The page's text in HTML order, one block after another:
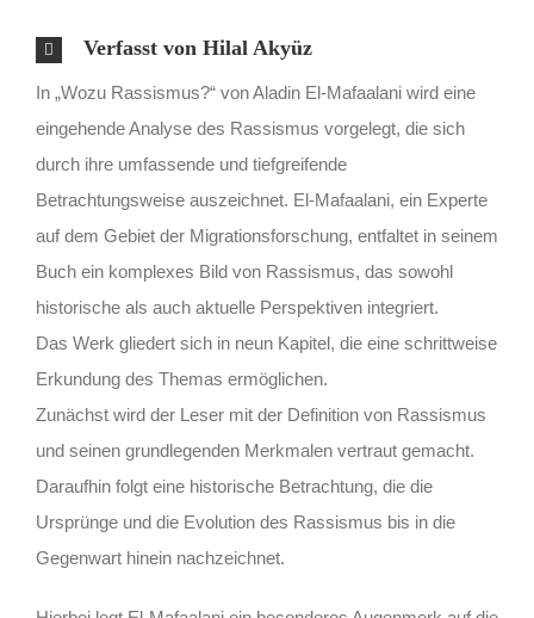
Verfasst von Hilal Akyüz
In „Wozu Rassismus?“ von Aladin El-Mafaalani wird eine
eingehende Analyse des Rassismus vorgelegt, die sich
durch ihre umfassende und tiefgreifende
Betrachtungsweise auszeichnet. El-Mafaalani, ein Experte
auf dem Gebiet der Migrationsforschung, entfaltet in seinem
Buch ein komplexes Bild von Rassismus, das sowohl
historische als auch aktuelle Perspektiven integriert.
Das Werk gliedert sich in neun Kapitel, die eine schrittweise
Erkundung des Themas ermöglichen.
Zunächst wird der Leser mit der Definition von Rassismus
und seinen grundlegenden Merkmalen vertraut gemacht.
Daraufhin folgt eine historische Betrachtung, die die
Ursprünge und die Evolution des Rassismus bis in die
Gegenwart hinein nachzeichnet.